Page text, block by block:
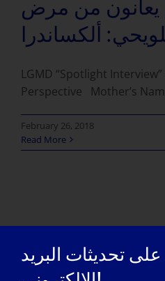
يعانون من مرض
ألكساندرا
LGMD “Spotlight Interview”
Perspective Mother’s
February 26, 2018
Read More
تحديثات البريد